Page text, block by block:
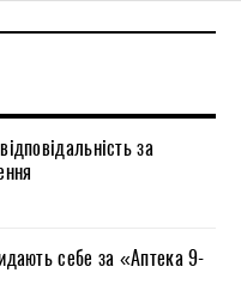
за
себе за «Аптека 9-